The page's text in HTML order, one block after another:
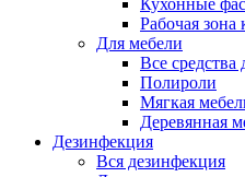
Кухонные
Рабочая зона
Для мебели
Все средства
Полироли
Мягкая
Деревянная
Дезинфекция
Вся дезинфекция